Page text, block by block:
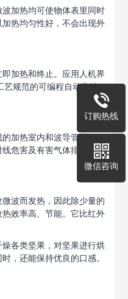
加热均可使物体表里同时
热均匀性好，不会出现外
加热和终止。应用人机界
艺规范的可编程自动化控
热室内和波导管中工
危害及有害气体排放，不
波而发热，因此除少量的
效率高、节能。它比红外
各类坚果，对坚果进行烘
，还能保持优良的口感。
订购热线
微信咨询